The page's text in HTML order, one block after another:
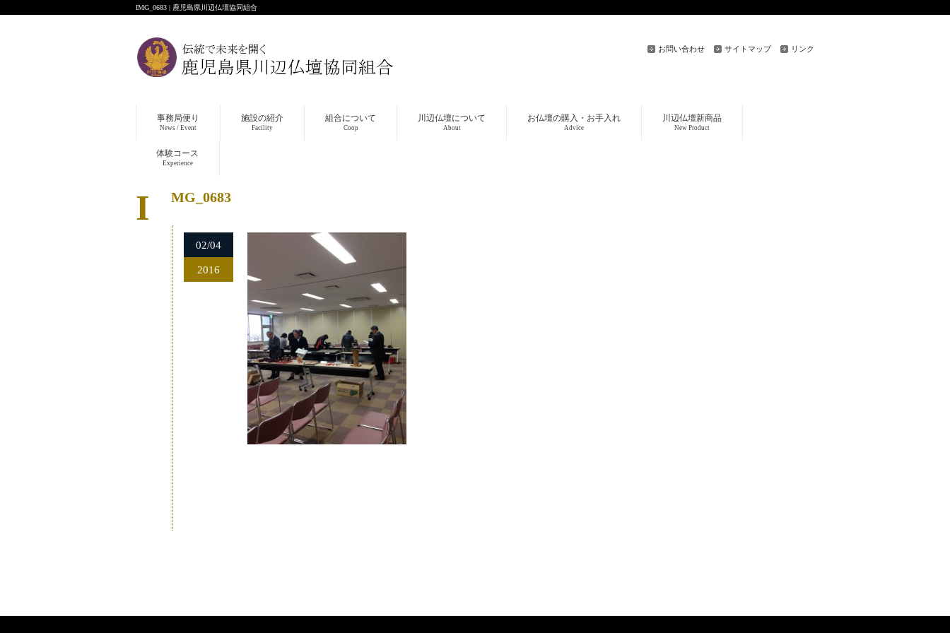
IMG_0683 | 鹿児島県川辺仏壇協同組合
お問い合わせ サイトマップ リンク
事務局便り
News / Event
施設の紹介
Facility
組合について
Coop
川辺仏壇について
About
お仏壇の購入・お手入れ
Advice
川辺仏壇新商品
New Product
体験コース
Experience
IMG_0683
02/04
2016